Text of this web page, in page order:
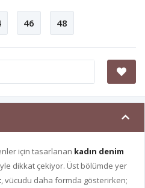
46 48
için tasarlanan kadın denim
dikkat çekiyor. Üst bölümde yer
, vücudu daha formda gösterirken;